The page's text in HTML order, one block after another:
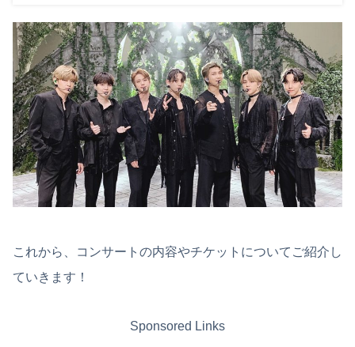
これから、コンサートの内容やチケットについてご紹介し
ていきます！
Sponsored Links